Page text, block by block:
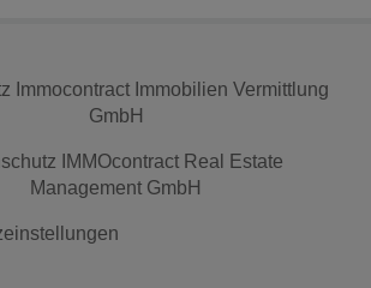
Immocontract Immobilien Vermittlung
GmbH
IMMOcontract Real Estate
Management GmbH